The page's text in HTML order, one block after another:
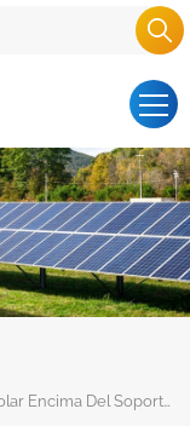
Cómo Instalar Un Panel Solar Encima Del Soporte De Poste